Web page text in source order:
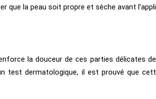
que la peau soit propre et sèche avant
la douceur de ces parties délicates
test dermatologique, il est prouvé que